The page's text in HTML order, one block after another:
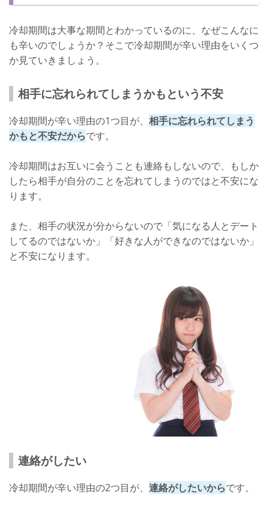
さいごに
冷却期間は大事な期間とわかっているのに、なぜこんなに
も辛いのでしょうか？そこで冷却期間が辛い理由をいくつ
か見ていきましょう。
相手に忘れられてしまうかもという不安
冷却期間が辛い理由の1つ目が、 相手に忘れられてしまう
かもと不安だからです。
冷却期間はお互いに会うことも連絡もしないので、もしか
したら相手が自分のことを忘れてしまうのではと不安にな
ります。
また、相手の状況が分からないので「気になる人とデート
してるのではないか」「好きな人ができなのではないか」
と不安になります。
連絡がしたい
冷却期間が辛い理由の2つ目が、 連絡がしたいからです。